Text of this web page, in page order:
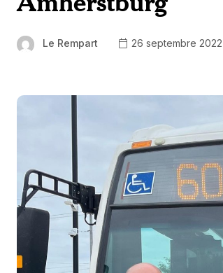
Le Rempart 26 septembre 2022